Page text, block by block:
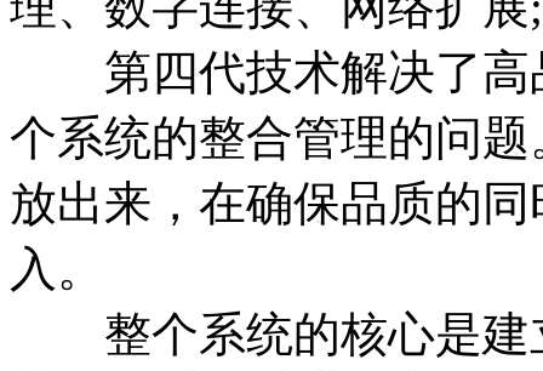
第四代技术解决了高
个系统的整合管理的问
放出来，在确保品质的
入。
整个系统的核心是建